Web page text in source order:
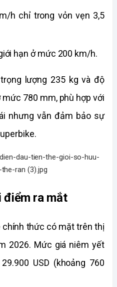
h chỉ trong vỏn vẹn 3,5
hạn ở mức 200 km/h.
lượng 235 kg và độ
780 mm, phù hợp với
nhưng vẫn đảm bảo sự
điểm ra mắt
chính thức có mặt trên thị
2026. Mức giá niêm yết
USD (khoảng 760